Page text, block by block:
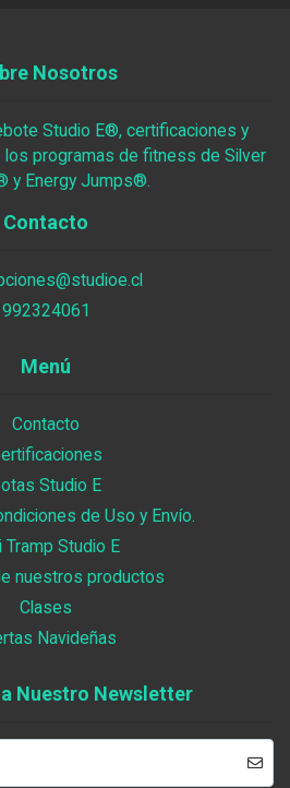
Nosotros
Studio E®, certificaciones y
programas de fitness de Silver
y Energy Jumps®.
Contacto
992324061
Menú
Contacto
Studio E
de Uso y Envío.
Tramp Studio E
nuestros productos
Clases
Navideñas
Nuestro Newsletter